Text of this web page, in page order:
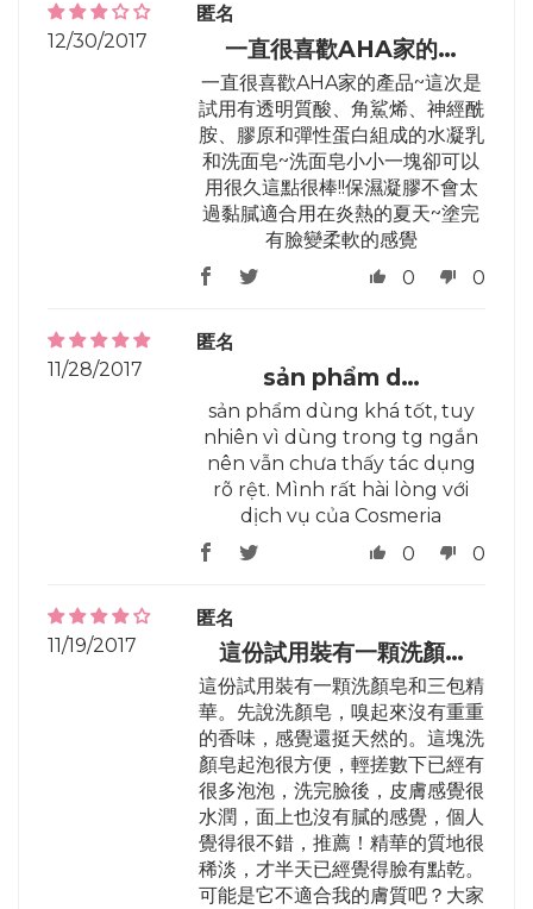
12/30/2017
匿名
一直很喜歡AHA家的…
一直很喜歡AHA家的產品~這次是
試用有透明質酸、角鯊烯、神經酰
胺、膠原和彈性蛋白組成的水凝乳
和洗面皂~洗面皂小小一塊卻可以
用很久這點很棒!!保濕凝膠不會太
過黏膩適合用在炎熱的夏天~塗完
有臉變柔軟的感覺
0
0
11/28/2017
匿名
sản phẩm d…
sản phẩm dùng khá tốt, tuy
nhiên vì dùng trong tg ngắn
nên vẫn chưa thấy tác dụng
rõ rệt. Mình rất hài lòng với
dịch vụ của Cosmeria
0
0
11/19/2017
匿名
這份試用裝有一顆洗顏…
這份試用裝有一顆洗顏皂和三包精
華。先說洗顏皂，嗅起來沒有重重
的香味，感覺還挺天然的。這塊洗
顏皂起泡很方便，輕搓數下已經有
很多泡泡，洗完臉後，皮膚感覺很
水潤，面上也沒有膩的感覺，個人
覺得很不錯，推薦！精華的質地很
稀淡，才半天已經覺得臉有點乾。
可能是它不適合我的膚質吧？大家